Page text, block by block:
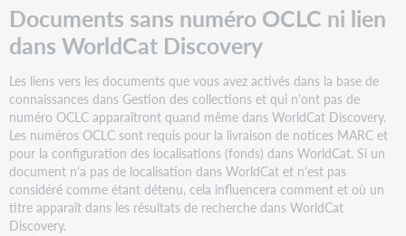
collections
WorldShare :
Collections
disponibles
dans
la
base
de
connaissances
Conditions
requises
Documents sans numéro OCLC ni lien
dans WorldCat Discovery
Les liens vers les documents que vous avez activés dans la base de
connaissances dans Gestion des collections et qui n'ont pas de
numéro OCLC apparaîtront quand même dans WorldCat Discovery.
Les numéros OCLC sont requis pour la livraison de notices MARC et
pour la configuration des localisations (fonds) dans WorldCat. Si un
document n'a pas de localisation dans WorldCat et n'est pas
considéré comme étant détenu, cela influencera comment et où un
titre apparaît dans les résultats de recherche dans WorldCat
Discovery.